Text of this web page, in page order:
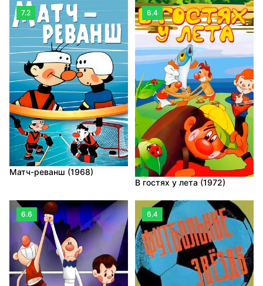
7.2
Матч-реванш (1968)
6.4
В гостях у лета (1972)
6.6 6.4